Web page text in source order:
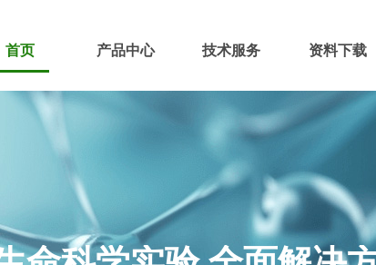
首页 产品中心 技术服务 资料下载